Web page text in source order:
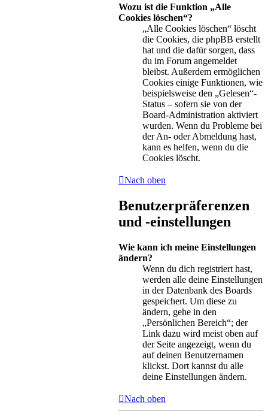
Wozu ist die Funktion „Alle
Cookies löschen“?
„Alle Cookies löschen“ löscht
die Cookies, die phpBB erstellt
hat und die dafür sorgen, dass
du im Forum angemeldet
bleibst. Außerdem ermöglichen
Cookies einige Funktionen, wie
beispielsweise den „Gelesen“-
Status – sofern sie von der
Board-Administration aktiviert
wurden. Wenn du Probleme bei
der An- oder Abmeldung hast,
kann es helfen, wenn du die
Cookies löscht.
Nach oben
Benutzerpräferenzen
und -einstellungen
Wie kann ich meine Einstellungen
ändern?
Wenn du dich registriert hast,
werden alle deine Einstellungen
in der Datenbank des Boards
gespeichert. Um diese zu
ändern, gehe in den
„Persönlichen Bereich“; der
Link dazu wird meist oben auf
der Seite angezeigt, wenn du
auf deinen Benutzernamen
klickst. Dort kannst du alle
deine Einstellungen ändern.
Nach oben